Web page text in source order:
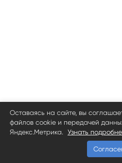
Оставаясь на сайте, вы
файлов cookie и передачей
Яндекс.Метрика.
Узнать